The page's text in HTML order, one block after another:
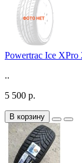
Powertrac Ice XPro
..
5 500 р.
В корзину